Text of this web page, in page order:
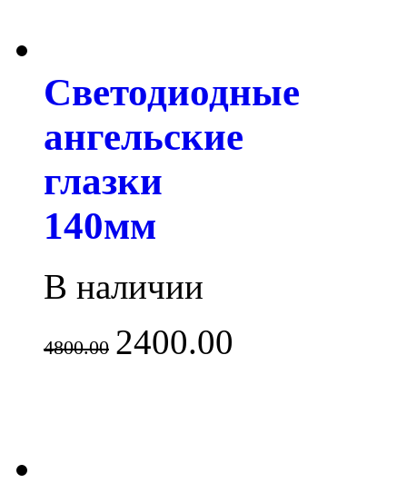
Светодиодные
ангельские
глазки
140мм
В наличии
4800.00 2400.00